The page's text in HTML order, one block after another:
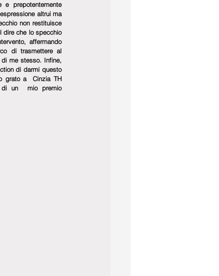
e prepotentemente
altrui ma
non restituisce
dire che lo specchio
affermando
di trasmettere al
me stesso. Infine,
di darmi questo
grato a  Cinzia TH
di un  mio premio